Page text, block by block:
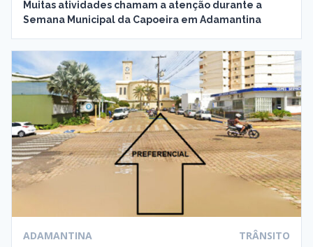
Muitas atividades chamam a atenção durante a
Semana Municipal da Capoeira em Adamantina
ADAMANTINA TRÂNSITO